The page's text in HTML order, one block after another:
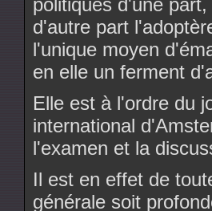
politiques d'une
d'autre part
l'unique moyen
en elle un ferment
Elle est à l'ordre du
international
l'examen et la
Il est en effet de
générale soit